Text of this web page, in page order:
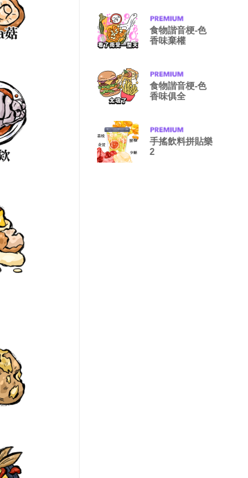
食物諧音梗-色
香味棄權
食物諧音梗-色
香味俱全
手搖飲料拼貼樂
2